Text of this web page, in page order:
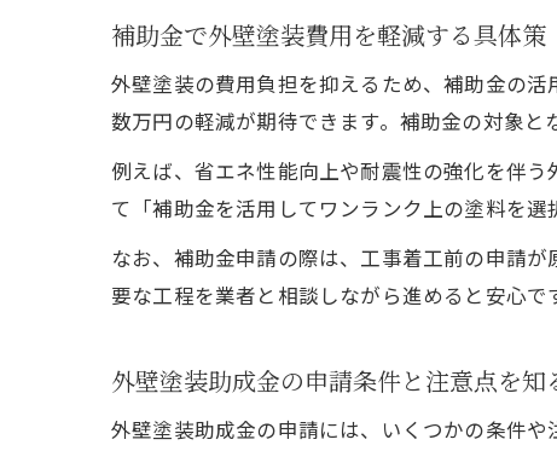
補助金で外壁塗装費用を軽減する具体策
外壁塗装の費用負担を抑えるため、補助金の
数万円の軽減が期待できます。補助金の対象と
例えば、省エネ性能向上や耐震性の強化を伴
て「補助金を活用してワンランク上の塗料を
なお、補助金申請の際は、工事着工前の申請
要な工程を業者と相談しながら進めると安心で
外壁塗装助成金の申請条件と注意点を知
外壁塗装助成金の申請には、いくつかの条件